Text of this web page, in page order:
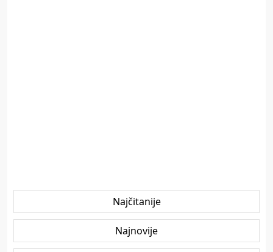
Najčitanije
Najnovije